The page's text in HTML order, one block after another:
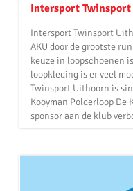
Intersport
Intersport Twinsport
AKU door de grootste
keuze in loopschoenen
loopkleding is er veel
Twinsport Uithoorn is
Kooyman Polderloop
sponsor aan de klub